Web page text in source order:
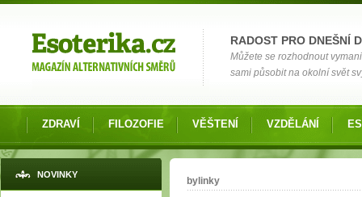
RADOST PRO DNEŠNÍ
Můžete se rozhodnout
sami působit na okolní svět
ZDRAVÍ FILOZOFIE VĚŠTENÍ VZDĚLÁNÍ
NOVINKY Jste zde
bylinky